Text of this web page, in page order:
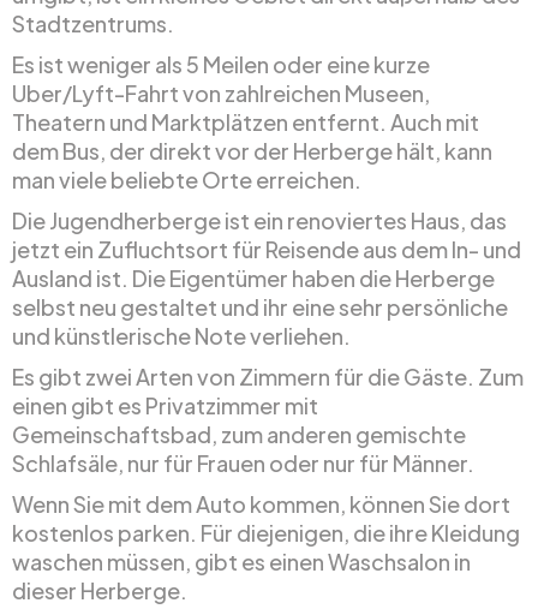
Stadtzentrums.
Es ist weniger als 5 Meilen oder eine kurze
Uber/Lyft-Fahrt von zahlreichen Museen,
Theatern und Marktplätzen entfernt. Auch mit
dem Bus, der direkt vor der Herberge hält, kann
man viele beliebte Orte erreichen.
Die Jugendherberge ist ein renoviertes Haus, das
jetzt ein Zufluchtsort für Reisende aus dem In- und
Ausland ist. Die Eigentümer haben die Herberge
selbst neu gestaltet und ihr eine sehr persönliche
und künstlerische Note verliehen.
Es gibt zwei Arten von Zimmern für die Gäste. Zum
einen gibt es Privatzimmer mit
Gemeinschaftsbad, zum anderen gemischte
Schlafsäle, nur für Frauen oder nur für Männer.
Wenn Sie mit dem Auto kommen, können Sie dort
kostenlos parken. Für diejenigen, die ihre Kleidung
waschen müssen, gibt es einen Waschsalon in
dieser Herberge.